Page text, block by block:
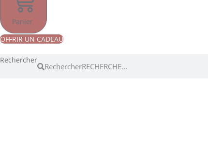
Panier
OFFRIR UN CADEAU
Rechercher
Rechercher